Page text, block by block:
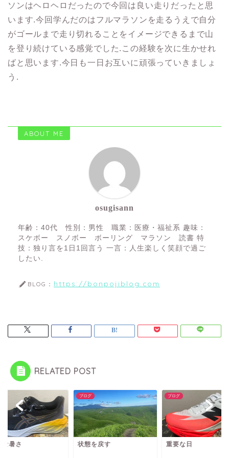
ソンはヘロヘロだったので今回は良い走りだったと思
います.今回学んだのはフルマラソンを走るうえで自分
がゴールまで走り切れることをイメージできるまで山
を登り続けている感覚でした.この経験を次に生かせれ
ばと思います.今日も一日お互いに頑張っていきましょ
う.
ABOUT ME
osugisann
年齢：40代 性別：男性 職業：医療・福祉系 趣味：
スケボー スノボー ボーリング マラソン 読書 特
技：独り言を1日1回言う 一言：人生楽しく笑顔で過ご
したい.
BLOG： https://bonpojiblog.com
RELATED POST
な暑さ
ブログ
状態を戻す
ブログ
重要な日